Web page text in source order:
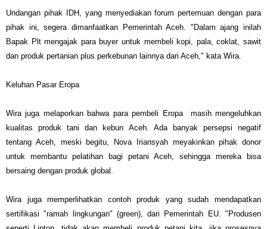
Undangan pihak IDH, yang menyediakan forum pertemuan dengan para
pihak ini, segera dimanfaatkan Pemerintah Aceh. "Dalam ajang inilah
Bapak Plt mengajak para buyer untuk membeli kopi, pala, coklat, sawit
dan produk pertanian plus perkebunan lainnya dari Aceh," kata Wira.
Keluhan Pasar Eropa
Wira juga melaporkan bahwa para pembeli Eropa masih mengeluhkan
kualitas produk tani dan kebun Aceh. Ada banyak persepsi negatif
tentang Aceh, meski begitu, Nova Iriansyah meyakinkan pihak donor
untuk membantu pelatihan bagi petani Aceh, sehingga mereka bisa
bersaing dengan produk global.
Wira juga memperlihatkan contoh produk yang sudah mendapatkan
sertifikasi "ramah lingkungan" (green), dari Pemerintah EU. "Produsen